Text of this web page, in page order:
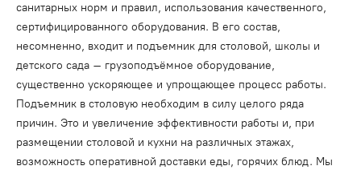
санитарных норм и правил, использования качественного,
сертифицированного оборудования. В его состав,
несомненно, входит и подъемник для столовой, школы и
детского сада – грузоподъёмное оборудование,
существенно ускоряющее и упрощающее процесс работы.
Подъемник в столовую необходим в силу целого ряда
причин. Это и увеличение эффективности работы и, при
размещении столовой и кухни на различных этажах,
возможность оперативной доставки еды, горячих блюд. Мы